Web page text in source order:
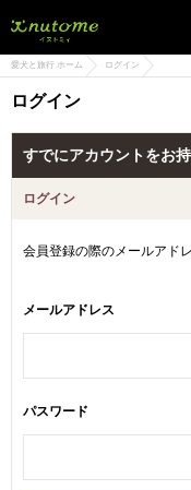
愛犬と旅行 ホーム ログイン
ログイン
すでにアカウントをお
ログイン
会員登録の際のメールアド
メールアドレス
パスワード